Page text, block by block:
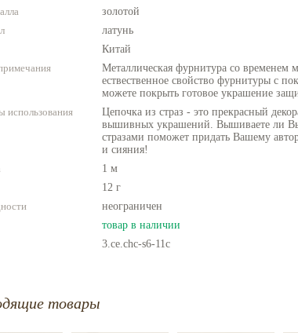
золотой
латунь
Китай
Металлическая фурнитура со временем
ествественное свойство фурнитуры с
можете покрыть готовое украшение
использования
Цепочка из страз - это прекрасный
вышивных украшений. Вышиваете ли
стразами поможет придать Вашему
и сияния!
1 м
12 г
неограничен
товар в наличии
3.ce.chc-s6-11c
товары